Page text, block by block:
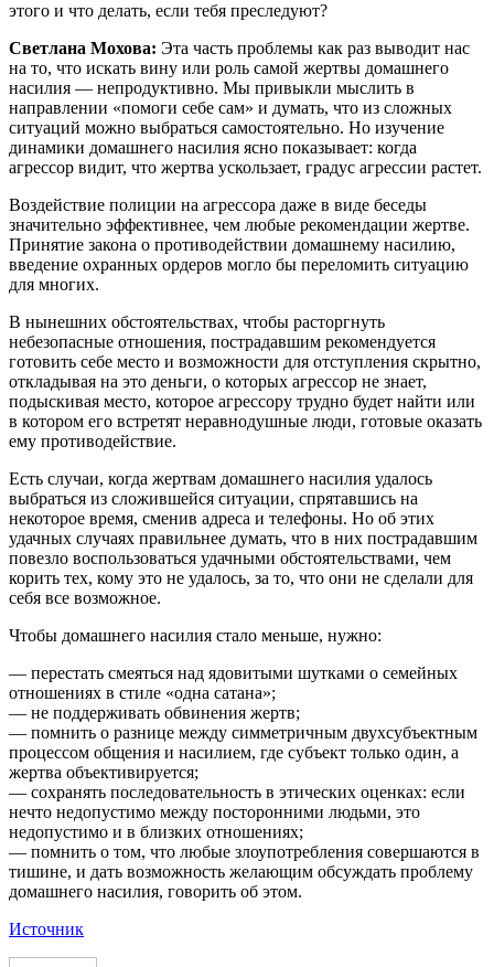
этого и что делать, если тебя преследуют?
Светлана Мохова: Эта часть проблемы как раз выводит нас
на то, что искать вину или роль самой жертвы домашнего
насилия — непродуктивно. Мы привыкли мыслить в
направлении «помоги себе сам» и думать, что из сложных
ситуаций можно выбраться самостоятельно. Но изучение
динамики домашнего насилия ясно показывает: когда
агрессор видит, что жертва ускользает, градус агрессии растет.
Воздействие полиции на агрессора даже в виде беседы
значительно эффективнее, чем любые рекомендации жертве.
Принятие закона о противодействии домашнему насилию,
введение охранных ордеров могло бы переломить ситуацию
для многих.
В нынешних обстоятельствах, чтобы расторгнуть
небезопасные отношения, пострадавшим рекомендуется
готовить себе место и возможности для отступления скрытно,
откладывая на это деньги, о которых агрессор не знает,
подыскивая место, которое агрессору трудно будет найти или
в котором его встретят неравнодушные люди, готовые оказать
ему противодействие.
Есть случаи, когда жертвам домашнего насилия удалось
выбраться из сложившейся ситуации, спрятавшись на
некоторое время, сменив адреса и телефоны. Но об этих
удачных случаях правильнее думать, что в них пострадавшим
повезло воспользоваться удачными обстоятельствами, чем
корить тех, кому это не удалось, за то, что они не сделали для
себя все возможное.
Чтобы домашнего насилия стало меньше, нужно:
— перестать смеяться над ядовитыми шутками о семейных
отношениях в стиле «одна сатана»;
— не поддерживать обвинения жертв;
— помнить о разнице между симметричным двухсубъектным
процессом общения и насилием, где субъект только один, а
жертва объективируется;
— сохранять последовательность в этических оценках: если
нечто недопустимо между посторонними людьми, это
недопустимо и в близких отношениях;
— помнить о том, что любые злоупотребления совершаются в
тишине, и дать возможность желающим обсуждать проблему
домашнего насилия, говорить об этом.
Источник